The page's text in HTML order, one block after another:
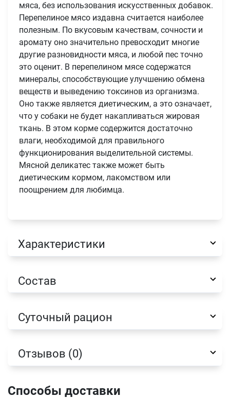
мяса, без использования искусственных добавок.
Перепелиное мясо издавна считается наиболее
полезным. По вкусовым качествам, сочности и
аромату оно значительно превосходит многие
другие разновидности мяса, и любой пес точно
это оценит. В перепелином мясе содержатся
минералы, способствующие улучшению обмена
веществ и выведению токсинов из организма.
Оно также является диетическим, а это означает,
что у собаки не будет накапливаться жировая
ткань. В этом корме содержится достаточно
влаги, необходимой для правильного
функционирования выделительной системы.
Мясной деликатес также может быть
диетическим кормом, лакомством или
поощрением для любимца.
Характеристики
Состав
Суточный рацион
Отзывов (0)
Способы доставки
Оформить заказ
Имя
E-mail